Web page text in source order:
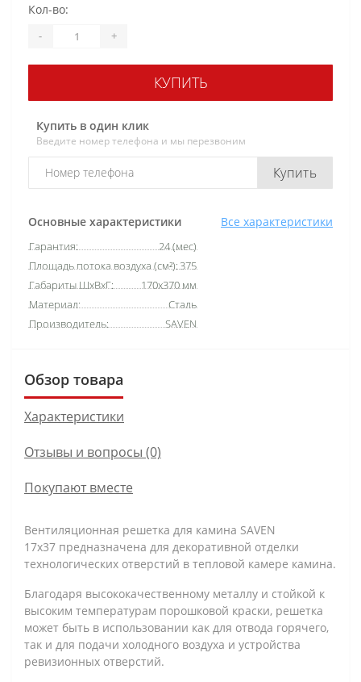
Основные характеристики Все характеристики
Гарантия:
24 (мес)
Площадь потока воздуха (см²):375
Габариты ШхВхГ:
170х370 мм
Материал:
Сталь
Производитель:
SAVEN
Кол-во:
- +
КУПИТЬ
Купить в один клик
Введите номер телефона и мы перезвоним
Купить
Обзор товара
Характеристики
Отзывы и вопросы (0)
Покупают вместе
Вентиляционная решетка для камина SAVEN
17х37 предназначена для декоративной отделки
технологических отверстий в тепловой камере камина.
Благодаря высококачественному металлу и стойкой к
высоким температурам порошковой краски, решетка
может быть в использовании как для отвода горячего,
так и для подачи холодного воздуха и устройства
ревизионных отверстий.